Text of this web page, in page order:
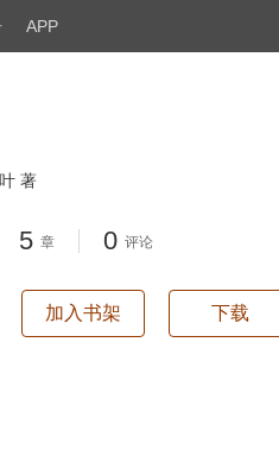
APP
著
5 章 0 评论
加入书架 下载